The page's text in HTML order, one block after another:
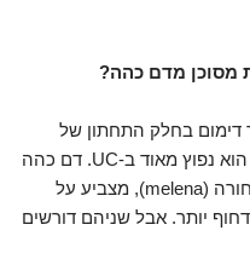
מסוכן מדם כהה?
דימום בחלק התחתון של
מערכת העיכול (רקטום, פי הטבעת). הוא נפוץ מאוד ב-UC. דם כהה
יותר, או דם מעורב בצואה שנראית שחורה (melena), מצביע על
יותר. אבל שניהם דורשים